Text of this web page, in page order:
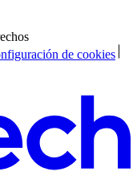
de cookies